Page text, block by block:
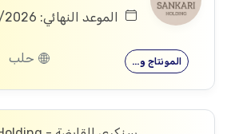
الموعد النهائي: 15/08/2026
المونتاج و… حلب